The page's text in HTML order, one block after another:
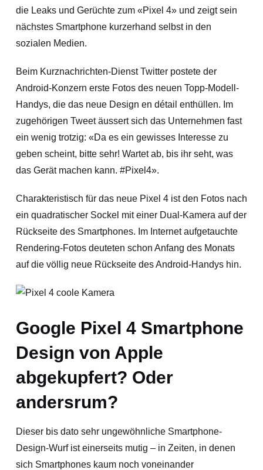
die Leaks und Gerüchte zum «Pixel 4» und zeigt sein
nächstes Smartphone kurzerhand selbst in den
sozialen Medien.
Beim Kurznachrichten-Dienst Twitter postete der
Android-Konzern erste Fotos des neuen Topp-Modell-
Handys, die das neue Design en détail enthüllen. Im
zugehörigen Tweet äussert sich das Unternehmen fast
ein wenig trotzig: «Da es ein gewisses Interesse zu
geben scheint, bitte sehr! Wartet ab, bis ihr seht, was
das Gerät machen kann. #Pixel4».
Charakteristisch für das neue Pixel 4 ist den Fotos nach
ein quadratischer Sockel mit einer Dual-Kamera auf der
Rückseite des Smartphones. Im Internet aufgetauchte
Rendering-Fotos deuteten schon Anfang des Monats
auf die völlig neue Rückseite des Android-Handys hin.
Google Pixel 4 Smartphone
Design von Apple
abgekupfert? Oder
andersrum?
Dieser bis dato sehr ungewöhnliche Smartphone-
Design-Wurf ist einerseits mutig – in Zeiten, in denen
sich Smartphones kaum noch voneinander